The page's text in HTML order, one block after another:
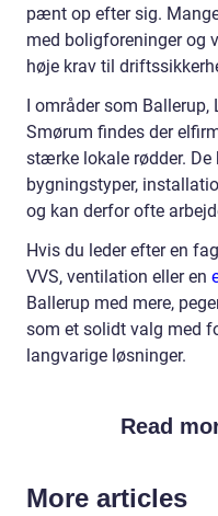
pænt op efter sig.
med boligforeninger og
høje krav til
I områder som Ballerup,
Smørum findes der
stærke lokale rødder. De
bygningstyper,
og kan derfor ofte
Hvis du leder efter en
VVS, ventilation eller en
Ballerup med mere,
som et solidt valg med
langvarige løsninger.
Read
More articles